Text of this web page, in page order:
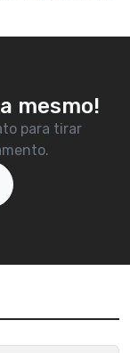
mesmo!
para tirar